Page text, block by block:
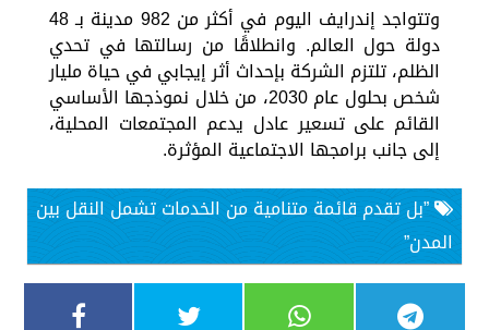
وتتواجد إندرايف اليوم في أكثر من 982 مدينة بـ 48
دولة حول العالم. وانطلاقًا من رسالتها في تحدي
الظلم، تلتزم الشركة بإحداث أثر إيجابي في حياة مليار
شخص بحلول عام 2030، من خلال نموذجها الأساسي
القائم على تسعير عادل يدعم المجتمعات المحلية،
إلى جانب برامجها الاجتماعية المؤثرة.
”بل تقدم قائمة متنامية من الخدمات تشمل النقل بين
المدن”